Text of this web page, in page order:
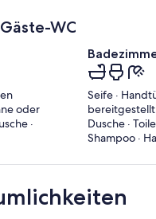
WC
oder
·
Seife ·
bereitgestellt
Dusche ·
Shampoo ·